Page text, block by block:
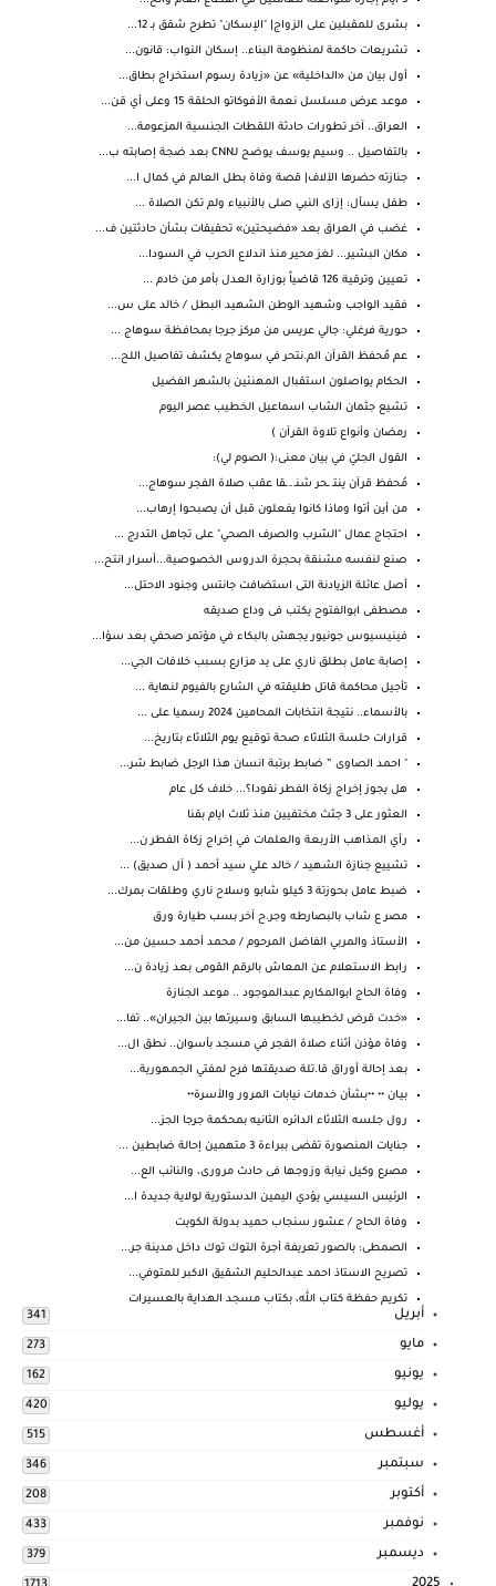
بشرى للمقبلين على الزواج| "الإسكان" تطرح شقق بـ 12...
تشريعات حاكمة لمنظومة البناء.. إسكان النواب: قانون...
أول بيان من «الداخلية» عن «زيادة رسوم استخراج بطاق...
موعد عرض مسلسل نعمة الأفوكاتو الحلقة 15 وعلى أي قن...
العراق.. آخر تطورات حادثة اللقطات الجنسية المزعومة...
بالتفاصيل .. وسيم يوسف يوضح لـCNN بعد ضجة إصابته ب...
جنازته حضرها الآلاف| قصة وفاة بطل العالم في كمال ا...
طفل يسأل: إزاى النبي صلى بالأنبياء ولم تكن الصلاة ...
غضب في العراق بعد «فضيحتين» تحقيقات بشأن حادثتين ف...
مكان البشير... لغز محير منذ اندلاع الحرب في السودا...
تعيين وترقية 126 قاضياً بوزارة العدل بأمر من خادم ...
فقيد الواجب وشهيد الوطن الشهيد البطل / خالد على س...
حورية فرغلي: جالي عريس من مركز جرجا بمحافظة سوهاج ...
عم مُحفظ القرآن الم.نتحر في سوهاج يكشف تفاصيل اللح...
الحكام يواصلون استقبال المهنئين بالشهر الفضيل
تشيع جثمان الشاب اسماعيل الخطيب عصر اليوم
رمضان وأنواع تلاوة القرآن )
القول الجليّ في بيان معنى:( الصوم لي):
مُحفظ قرآن ينتـ ـحر شنـ ـ ـقا عقب صلاة الفجر سوهاج...
من أين أتوا وماذا كانوا يفعلون قبل أن يصبحوا إرهاب...
احتجاج عمال "الشرب والصرف الصحي" على تجاهل التدرج ...
صنع لنفسه مشنقة بحجرة الدروس الخصوصية...أسرار انتح...
أصل عائلة الزيادنة التى استضافت جانتس وجنود الاحتل...
مصطفى ابوالفتوح يكتب فى وداع صديقه
فينيسيوس جونيور يجهش بالبكاء في مؤتمر صحفي بعد سؤا...
إصابة عامل بطلق ناري على يد مزارع بسبب خلافات الجي...
تأجيل محاكمة قاتل طليقته في الشارع بالفيوم لنهاية ...
بالأسماء.. نتيجة انتخابات المحامين 2024 رسميا على ...
قرارات حلسة الثلاثاء صحة توقيع يوم الثلاثاء بتاريخ...
" احمد الصاوى ” ضابط برتبة انسان هذا الرجل ضابط شر...
هل يجوز إخراج زكاة الفطر نقودا؟... خلاف كل عام
العثور على 3 جثث مختفيين منذ ثلاث ايام بقنا
رأي المذاهب الأربعة والعلمات في إخراج زكاة الفطر ن...
تشييع جنازة الشهيد / خالد علي سيد أحمد ( آل صديق) ...
ضبط عامل بحوزتة 3 كيلو شابو وسلاح ناري وطلقات بمرك...
مصر ع شاب بالبصارطه وجر.ح آخر بسب طيارة ورق
الأستاذ والمربي الفاضل المرحوم / محمد أحمد حسين من...
رابط الاستعلام عن المعاش بالرقم القومى بعد زيادة ن...
وفاة الحاج ابوالمكارم عبدالموجود .. موعد الجنازة
«خدت قرض لخطيبها السابق وسيرتها بين الجيران».. تفا...
وفاة مؤذن أثناء صلاة الفجر في مسجد بأسوان.. نطق ال...
بعد إحالة أوراق قا.تلة صديقتها فرح لمفتي الجمهورية...
بيـان •• ••بشأن خدمات نيابات المرور والأسرة••
رول جلسه الثلاثاء الدائره الثانيه بمحكمة جرجا الجز...
جنايات المنصورة تقضى ببراءة 3 متهمين إحالة ضابطين ...
مصرع وكيل نيابة وزوجها فى حادث مرورى، والنائب الع...
الرئيس السيسي يؤدي اليمين الدستورية لولاية جديدة ا...
وفاة الحاج / عشور سنجاب حميد بدولة الكويت
الصمطى: بالصور تعريفة أجرة التوك توك داخل مدينة جر...
تصريح الاستاذ احمد عبدالحليم الشقيق الاكبر للمتوفي...
تكريم حفظة كتاب الله، بكتاب مسجد الهداية بالعسيرات
أبريل 341
مايو 273
يونيو 162
يوليو 420
أغسطس 515
سبتمبر 346
أكتوبر 208
نوفمبر 433
ديسمبر 379